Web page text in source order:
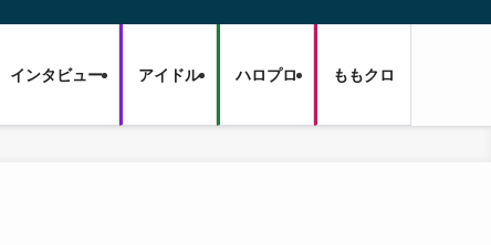
インタビュー アイドル ハロプロ ももクロ